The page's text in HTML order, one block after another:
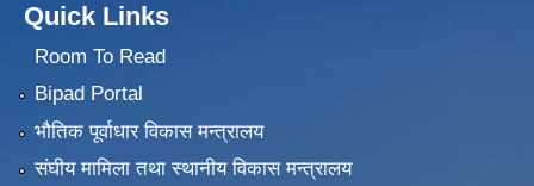
Quick Links
Room To Read
Bipad Portal
भौतिक पूर्वाधार विकास मन्त्रालय
संघीय मामिला तथा स्थानीय विकास मन्त्रालय